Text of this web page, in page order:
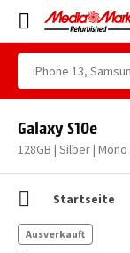
Galaxy S10e
Startseite
Ausverkauft